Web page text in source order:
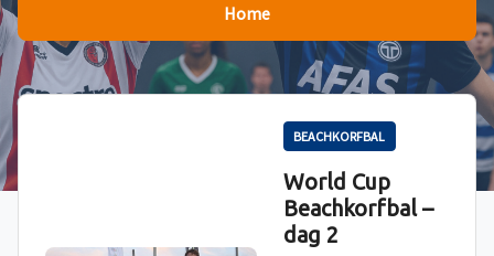
Home
BEACHKORFBAL
World Cup
Beachkorfbal –
dag 2